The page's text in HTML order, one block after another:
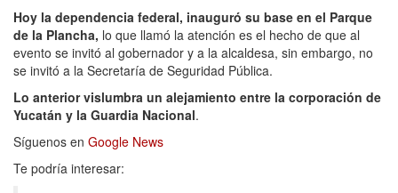
Hoy la dependencia federal, inauguró su base en el Parque
de la Plancha, lo que llamó la atención es el hecho de que al
evento se invitó al gobernador y a la alcaldesa, sin embargo, no
se invitó a la Secretaría de Seguridad Pública.
Lo anterior vislumbra un alejamiento entre la corporación de
Yucatán y la Guardia Nacional.
Síguenos en Google News
Te podría interesar: